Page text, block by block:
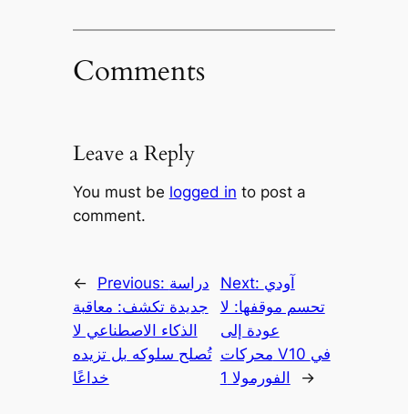
Comments
Leave a Reply
You must be logged in to post a
comment.
← Previous: دراسة
جديدة تكشف: معاقبة
الذكاء الاصطناعي لا
تُصلح سلوكه بل تزيده
خداعًا
Next: آودي
تحسم موقفها: لا
عودة إلى
محركات V10 في
الفورمولا 1
→